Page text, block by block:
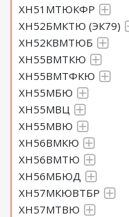
ХН51МТЮКФР
ХН52БМКТЮ (ЭК79)
ХН52КВМТЮБ
ХН55ВМТКЮ
ХН55ВМТФКЮ
ХН55МБЮ
ХН55МВЦ
ХН55МВЮ
ХН56ВМКЮ
ХН56ВМТЮ
ХН56МБЮД
ХН57МКЮВТБР
ХН57МТВЮ